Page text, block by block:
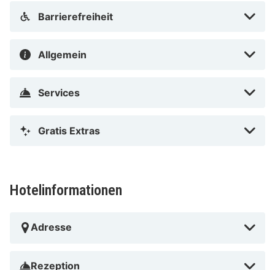
Barrierefreiheit
Allgemein
Services
Gratis Extras
Hotelinformationen
Adresse
Rezeption